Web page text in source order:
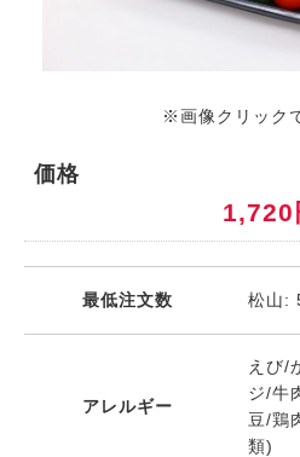
※画像クリック
価格
1,720
最低注文数 松山:
アレルギー
えび/
ジ/牛
豆/鶏
類)